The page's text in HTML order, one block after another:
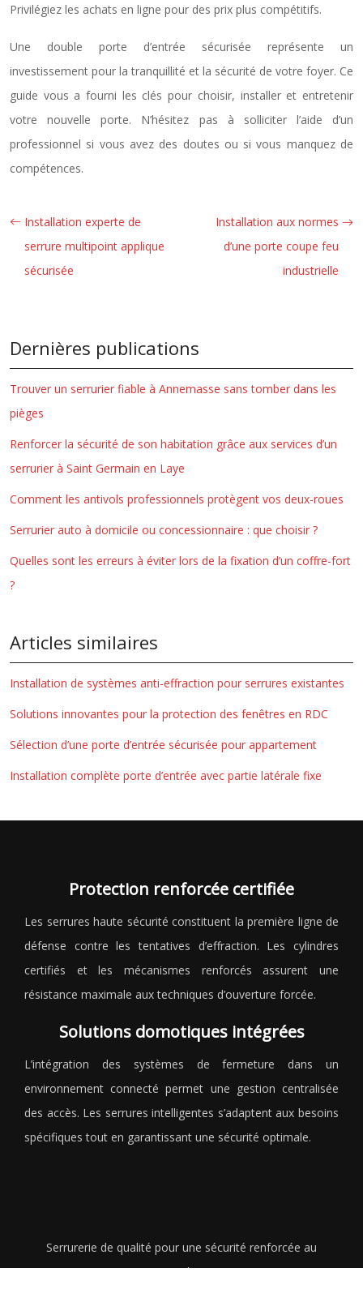
Privilégiez les achats en ligne pour des prix plus compétitifs.
Une double porte d’entrée sécurisée représente un
investissement pour la tranquillité et la sécurité de votre foyer. Ce
guide vous a fourni les clés pour choisir, installer et entretenir
votre nouvelle porte. N’hésitez pas à solliciter l’aide d’un
professionnel si vous avez des doutes ou si vous manquez de
compétences.
Installation experte de
serrure multipoint applique
sécurisée
Installation aux normes
d’une porte coupe feu
industrielle
Dernières publications
Trouver un serrurier fiable à Annemasse sans tomber dans les
pièges
Renforcer la sécurité de son habitation grâce aux services d’un
serrurier à Saint Germain en Laye
Comment les antivols professionnels protègent vos deux-roues
Serrurier auto à domicile ou concessionnaire : que choisir ?
Quelles sont les erreurs à éviter lors de la fixation d’un coffre-fort
?
Articles similaires
Installation de systèmes anti-effraction pour serrures existantes
Solutions innovantes pour la protection des fenêtres en RDC
Sélection d’une porte d’entrée sécurisée pour appartement
Installation complète porte d’entrée avec partie latérale fixe
Protection renforcée certifiée
Les serrures haute sécurité constituent la première ligne de
défense contre les tentatives d’effraction. Les cylindres
certifiés et les mécanismes renforcés assurent une
résistance maximale aux techniques d’ouverture forcée.
Solutions domotiques intégrées
L’intégration des systèmes de fermeture dans un
environnement connecté permet une gestion centralisée
des accès. Les serrures intelligentes s’adaptent aux besoins
spécifiques tout en garantissant une sécurité optimale.
Serrurerie de qualité pour une sécurité renforcée au
quotidien.